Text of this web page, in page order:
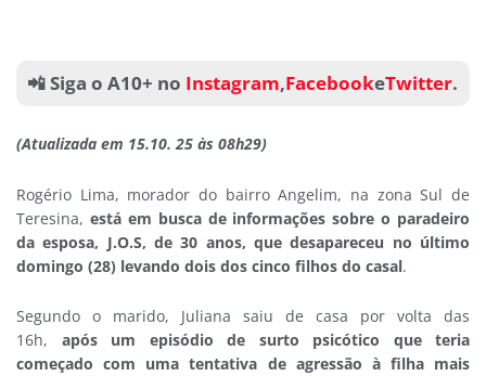
📲 Siga o A10+ no Instagram,FacebookeTwitter.
(Atualizada em 15.10. 25 às 08h29)
Rogério Lima, morador do bairro Angelim, na zona Sul de
Teresina, está em busca de informações sobre o paradeiro
da esposa, J.O.S, de 30 anos, que desapareceu no último
domingo (28) levando dois dos cinco filhos do casal.
Segundo o marido, Juliana saiu de casa por volta das
16h, após um episódio de surto psicótico que teria
começado com uma tentativa de agressão à filha mais